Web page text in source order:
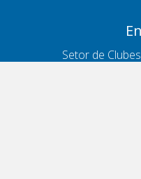
Setor de